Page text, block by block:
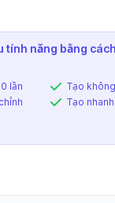
tính năng bằng
lần
Tạo
Tạo